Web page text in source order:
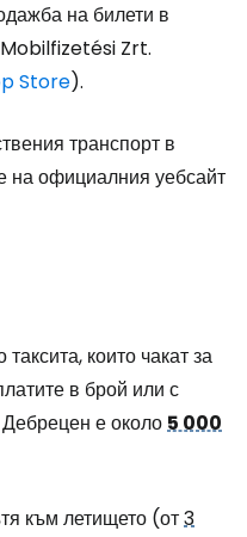
на билети в
Zrt.
Store).
транспорт в
на официалния уебсайт
които чакат за
в брой или с
е около5 000
към летището (от3